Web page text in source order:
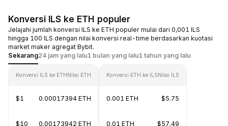
Konversi ILS ke ETH populer
Jelajahi jumlah konversi ILS ke ETH populer mulai dari 0,001 ILS
hingga 100 ILS dengan nilai konversi real-time berdasarkan kuotasi
market maker agregat Bybit.
Sekarang24 jam yang lalu1 bulan yang lalu1 tahun yang lalu
Konversi ILS ke ETHNilai ETH
$1 0.00017394 ETH
$10 0.00173942 ETH
Konversi ETH ke ILSNilai ILS
0.001 ETH $5.75
0.01 ETH $57.49